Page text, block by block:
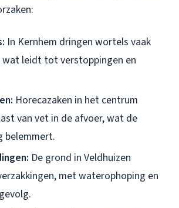
In Kernhem dringen wortels vaak
wat leidt tot verstoppingen en
Horecazaken in het centrum
van vet in de afvoer, wat de
belemmert.
De grond in Veldhuizen
met waterophoping en